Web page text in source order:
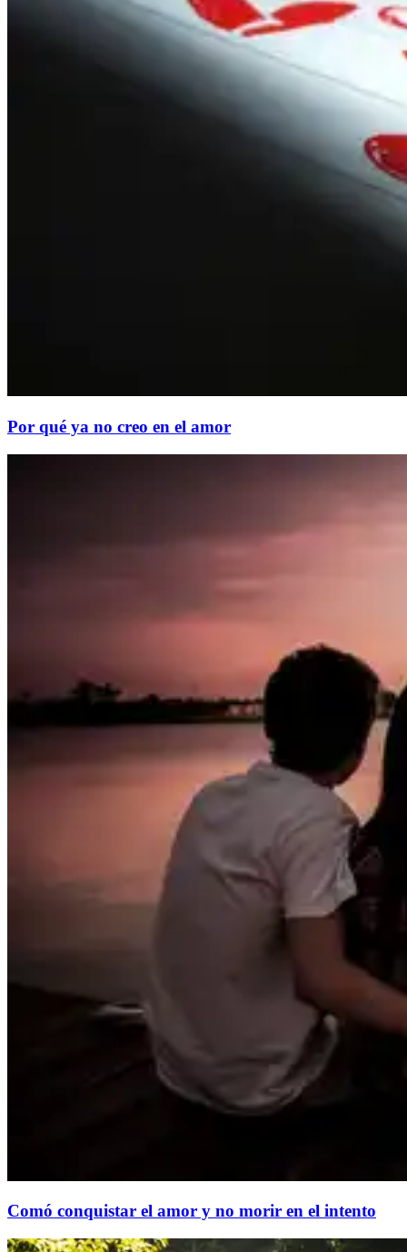
Por qué ya no creo en el amor
Comó conquistar el amor y no morir en el intento